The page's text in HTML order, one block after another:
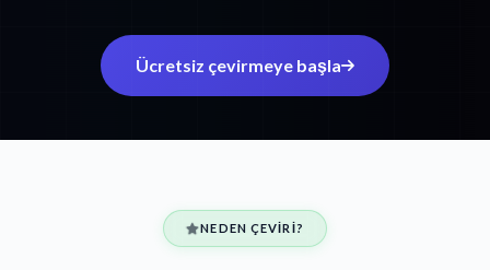
Ücretsiz çevirmeye başla
NEDEN ÇEVIRI?